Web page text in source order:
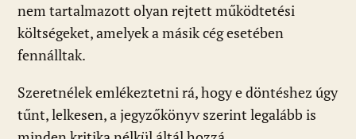
nem tartalmazott olyan rejtett működtetési
költségeket, amelyek a másik cég esetében
fennálltak.
Szeretnélek emlékeztetni rá, hogy e döntéshez úgy
tűnt, lelkesen, a jegyzőkönyv szerint legalább is